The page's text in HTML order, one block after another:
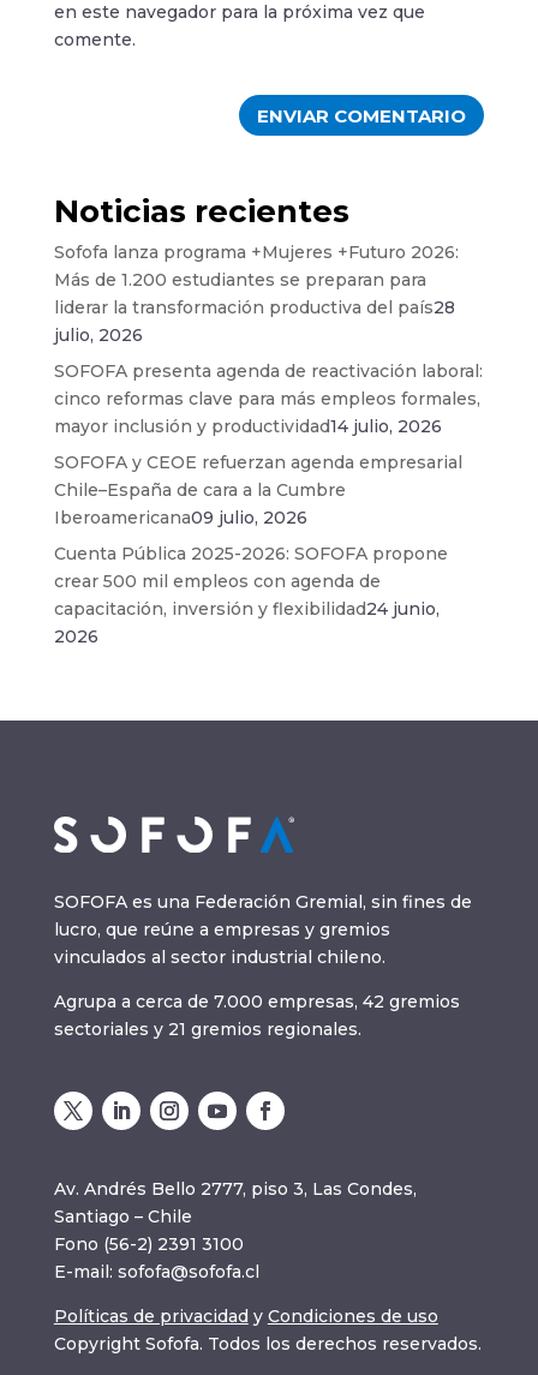
en este navegador para la próxima vez que
comente.
Noticias recientes
Sofofa lanza programa +Mujeres +Futuro 2026:
Más de 1.200 estudiantes se preparan para
liderar la transformación productiva del país28
julio, 2026
SOFOFA presenta agenda de reactivación laboral:
cinco reformas clave para más empleos formales,
mayor inclusión y productividad14 julio, 2026
SOFOFA y CEOE refuerzan agenda empresarial
Chile–España de cara a la Cumbre
Iberoamericana09 julio, 2026
Cuenta Pública 2025-2026: SOFOFA propone
crear 500 mil empleos con agenda de
capacitación, inversión y flexibilidad24 junio,
2026
SOFOFA es una Federación Gremial, sin fines de
lucro, que reúne a empresas y gremios
vinculados al sector industrial chileno.
Agrupa a cerca de 7.000 empresas, 42 gremios
sectoriales y 21 gremios regionales.
Av. Andrés Bello 2777, piso 3, Las Condes,
Santiago – Chile
Fono (56-2) 2391 3100
E-mail: sofofa@sofofa.cl
Políticas de privacidad y Condiciones de uso
Copyright Sofofa. Todos los derechos reservados.